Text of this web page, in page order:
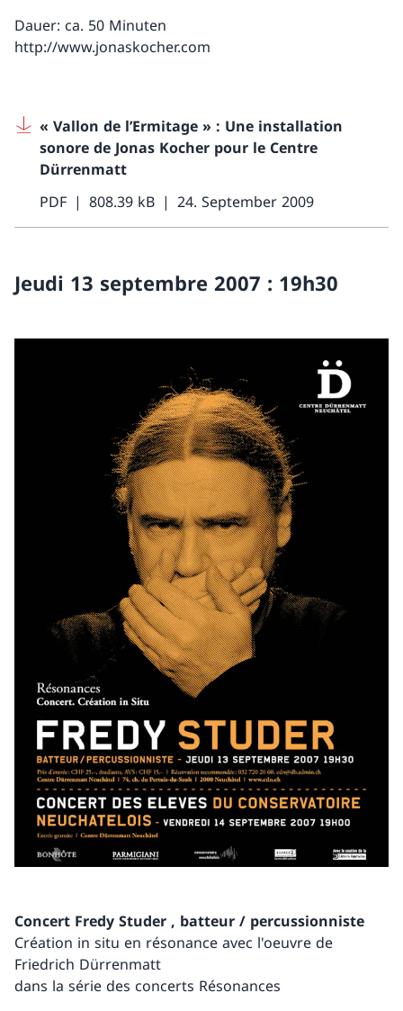
Dauer: ca. 50 Minuten
http://www.jonaskocher.com
« Vallon de l’Ermitage » : Une installation
sonore de Jonas Kocher pour le Centre
Dürrenmatt
PDF
808.39 kB 24. September 2009
Jeudi 13 septembre 2007 : 19h30
Concert Fredy Studer , batteur / percussionniste
Création in situ en résonance avec l'oeuvre de
Friedrich Dürrenmatt
dans la série des concerts Résonances